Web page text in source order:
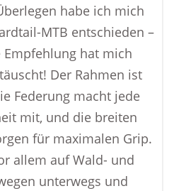
habe ich mich
MTB entschieden –
Empfehlung hat mich
Der Rahmen ist
Federung macht jede
mit, und die breiten
für maximalen Grip.
allem auf Wald- und
unterwegs und